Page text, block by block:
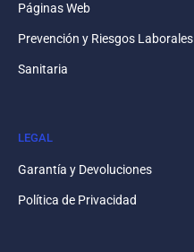
Páginas Web
Prevención y Riesgos Laborales
Sanitaria
LEGAL
Garantía y Devoluciones
Política de Privacidad